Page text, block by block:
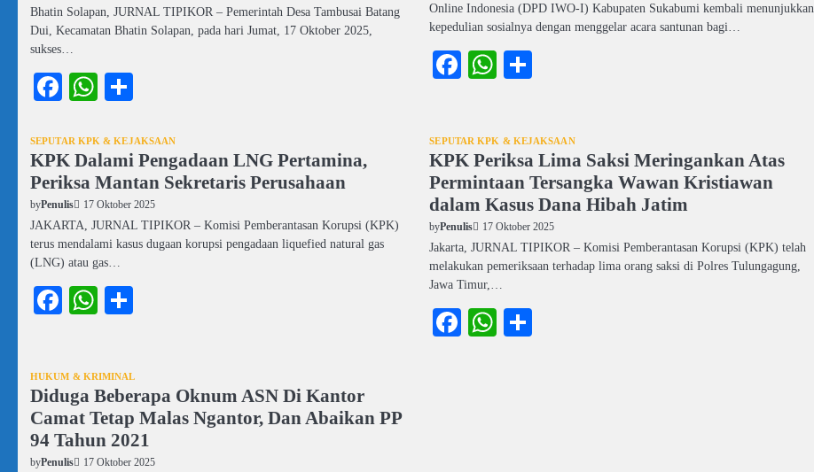
Bhatin Solapan, JURNAL TIPIKOR – Pemerintah Desa Tambusai Batang
Dui, Kecamatan Bhatin Solapan, pada hari Jumat, 17 Oktober 2025,
sukses…
Facebook
WhatsApp
Online Indonesia (DPD IWO-I) Kabupaten Sukabumi kembali menunjukkan
kepedulian sosialnya dengan menggelar acara santunan bagi…
Facebook
WhatsApp
SEPUTAR KPK & KEJAKSAAN
KPK Dalami Pengadaan LNG Pertamina,
Periksa Mantan Sekretaris Perusahaan
byPenulis 17 Oktober 2025
JAKARTA, JURNAL TIPIKOR – Komisi Pemberantasan Korupsi (KPK)
terus mendalami kasus dugaan korupsi pengadaan liquefied natural gas
(LNG) atau gas…
Facebook
WhatsApp
SEPUTAR KPK & KEJAKSAAN
KPK Periksa Lima Saksi Meringankan Atas
Permintaan Tersangka Wawan Kristiawan
dalam Kasus Dana Hibah Jatim
byPenulis 17 Oktober 2025
Jakarta, JURNAL TIPIKOR – Komisi Pemberantasan Korupsi (KPK) telah
melakukan pemeriksaan terhadap lima orang saksi di Polres Tulungagung,
Jawa Timur,…
Facebook
WhatsApp
HUKUM & KRIMINAL
Diduga Beberapa Oknum ASN Di Kantor
Camat Tetap Malas Ngantor, Dan Abaikan PP
94 Tahun 2021
byPenulis 17 Oktober 2025